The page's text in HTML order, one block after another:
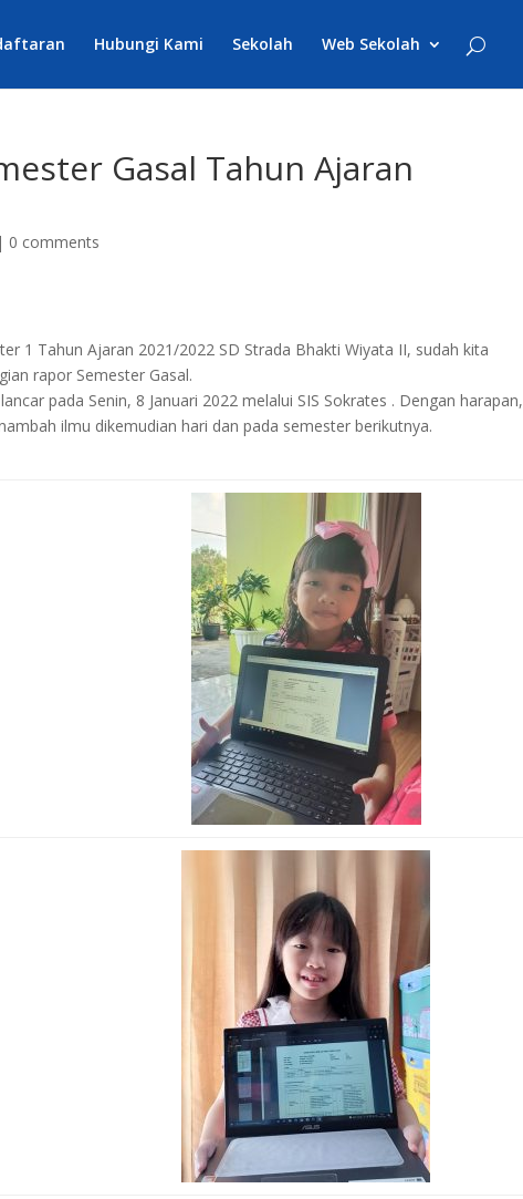
Hubungi Kami Sekolah Web Sekolah
Gasal Tahun Ajaran
| 0 comments
1 Tahun Ajaran 2021/2022 SD Strada Bhakti Wiyata II, sudah kita
rapor Semester Gasal.
pada Senin, 8 Januari 2022 melalui SIS Sokrates . Dengan harapan,
ilmu dikemudian hari dan pada semester berikutnya.